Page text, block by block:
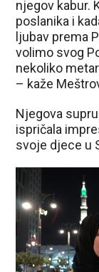
njegov kabur.
poslanika i
ljubav prema
volimo svog
nekoliko
– kaže
Njegova
ispričala
svoje djece u